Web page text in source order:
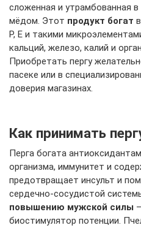
сложенная и утрамбованная
мёдом. Этот продукт богат
P, E и такими
кальций, железо, калий и
Приобретать пергу
пасеке или в
доверия магазинах.
Как принимать
Перга богата
организма, иммунитет и
предотвращает инсульт и
сердечно-сосудистой
повышению мужской силы
биостимулятор потенции.